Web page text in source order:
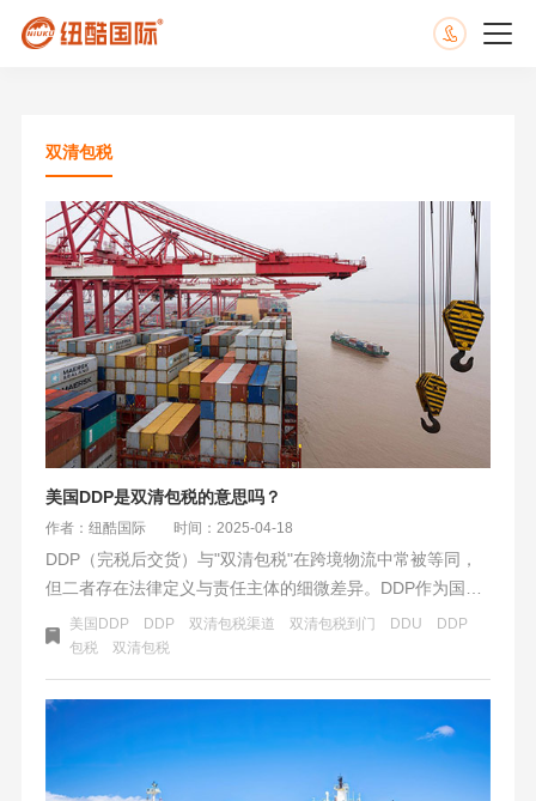
双清包税
美国DDP是双清包税的意思吗？
作者：纽酷国际 时间：2025-04-18
DDP（完税后交货）与"双清包税"在跨境物流中常被等同，
但二者存在法律定义与责任主体的细微差异。DDP作为国际
贸易术语，要求卖方承担货物运至目的地、完成清关并支付
关税的全部责任，其核心是通过责任前置简化买方流程，将
物流风险与税务成本转移至卖方。而"双清包税"更侧重物流
服务商提供的一站式清关服务，实质是代理执行DDP条款的
实操模式，尤其在跨境电商中常用于高关税或流程复杂的场
景。
美国DDP DDP 双清包税渠道 双清包税到门 DDU
DDP
包税
双清包税